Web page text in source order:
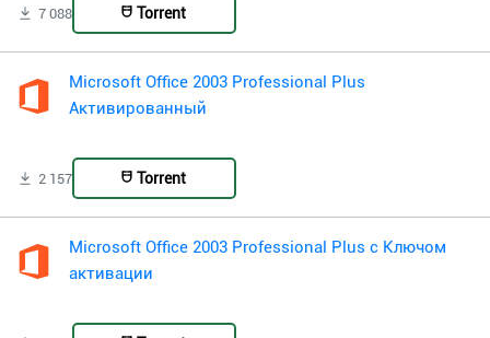
7 088 Torrent
Microsoft Office 2003 Professional Plus
Активированный
2 157 Torrent
Microsoft Office 2003 Professional Plus с Ключом
активации